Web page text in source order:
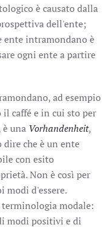
è causato dalla
dell'ente;
ente intramondano è
ogni ente a partire
ad esempio
caffé e in cui sto per
una Vorhandenheit,
che è un ente
con esito
Non è così per
modi d'essere.
modale:
modi positivi e di